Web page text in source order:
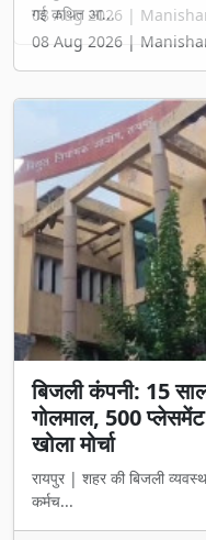
08 Aug 2026 |
बिजली कंपनी: 15
गोलमाल, 500 प्लेसमेंट
खोला मोर्चा
रायपुर | शहर की बिजली
कर्मच...